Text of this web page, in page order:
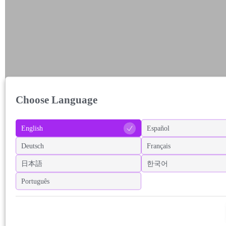
Choose Language
English Español
Deutsch Français
日本語 한국어
Português